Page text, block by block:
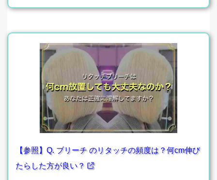
【参照】Q. ブリーチ のリタッチの頻度は？何cm伸び
たらした方が良い？